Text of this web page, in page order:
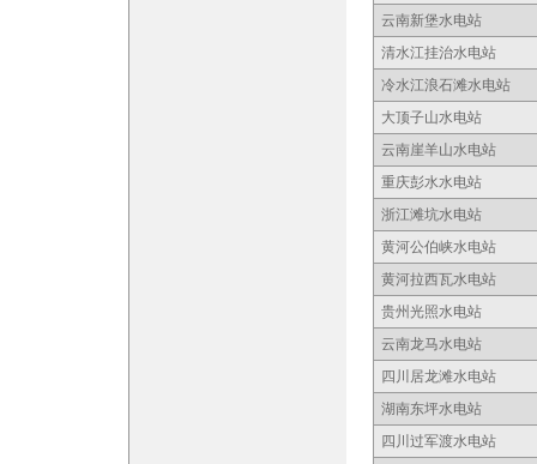
云南新堡水电站
清水江挂治水电站
冷水江浪石滩水电站
大顶子山水电站
云南崖羊山水电站
重庆彭水水电站
浙江滩坑水电站
黄河公伯峡水电站
黄河拉西瓦水电站
贵州光照水电站
云南龙马水电站
四川居龙滩水电站
湖南东坪水电站
四川过军渡水电站